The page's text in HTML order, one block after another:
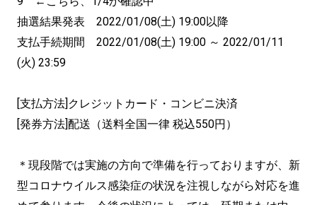
抽選結果発表 2022/01/08(土) 19:00以降
支払手続期間 2022/01/08(土) 19:00 ～ 2022/01/11
(火) 23:59
[支払方法]クレジットカード・コンビニ決済
[発券方法]配送（送料全国一律 税込550円）
＊現段階では実施の方向で準備を行っておりますが、新
型コロナウイルス感染症の状況を注視しながら対応を進